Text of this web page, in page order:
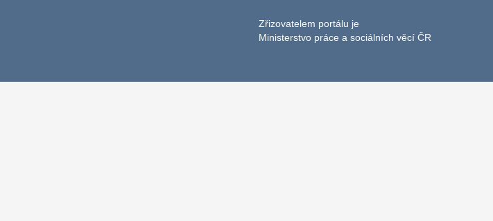
Zřizovatelem portálu je
Ministerstvo práce a sociálních věcí ČR